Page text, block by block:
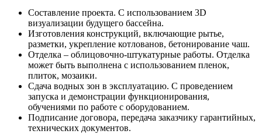
Составление проекта. С использованием 3D
визуализации будущего бассейна.
Изготовления конструкций, включающие рытье,
разметки, укрепление котлованов, бетонирование чаш.
Отделка – облицовочно-штукатурные работы. Отделка
может быть выполнена с использованием пленок,
плиток, мозаики.
Сдача водных зон в эксплуатацию. С проведением
запуска и демонстрации функционирования,
обучениями по работе с оборудованием.
Подписание договора, передача заказчику гарантийных,
технических документов.